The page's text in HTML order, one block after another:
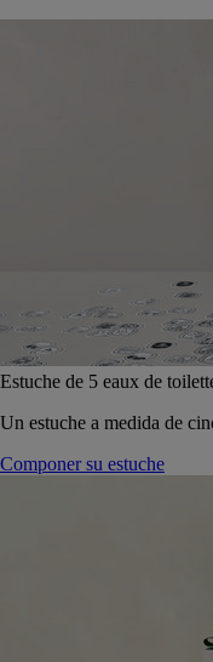
Estuche de 5 eaux de
Un estuche a medida de
Componer su estuche